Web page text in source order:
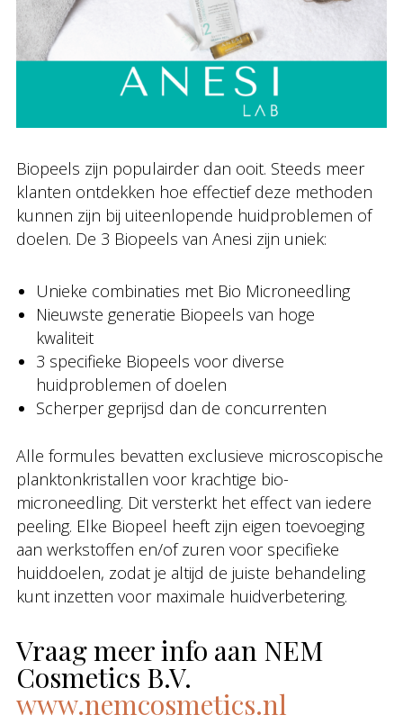
Biopeels zijn populairder dan ooit. Steeds meer
klanten ontdekken hoe effectief deze methoden
kunnen zijn bij uiteenlopende huidproblemen of
doelen. De 3 Biopeels van Anesi zijn uniek:
Unieke combinaties met Bio Microneedling
Nieuwste generatie Biopeels van hoge
kwaliteit
3 specifieke Biopeels voor diverse
huidproblemen of doelen
Scherper geprijsd dan de concurrenten
Alle formules bevatten exclusieve microscopische
planktonkristallen voor krachtige bio-
microneedling. Dit versterkt het effect van iedere
peeling. Elke Biopeel heeft zijn eigen toevoeging
aan werkstoffen en/of zuren voor specifieke
huiddoelen, zodat je altijd de juiste behandeling
kunt inzetten voor maximale huidverbetering.
Vraag meer info aan NEM
Cosmetics B.V.
www.nemcosmetics.nl